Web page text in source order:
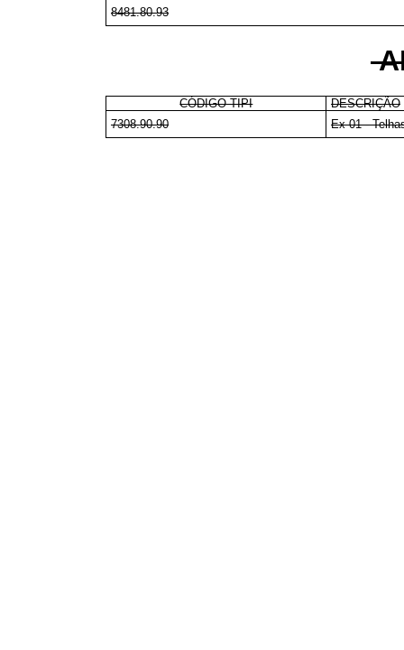
8481.80.93
CÓDIGO TIPI
DESCRIÇÃO
7308.90.90
Ex 01 -